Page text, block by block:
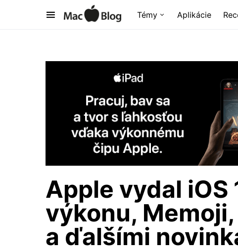
Témy Aplikácie
Apple vydal iOS
výkonu,
a ďalšími